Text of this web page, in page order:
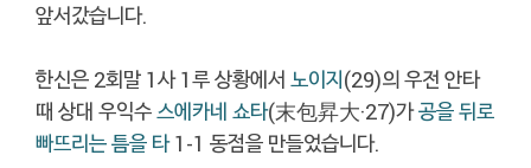
앞서갔습니다.
한신은 2회말 1사 1루 상황에서 노이지(29)의 우전 안타
때 상대 우익수스에카네 쇼타(末包昇大·27)가공을 뒤로
빠뜨리는 틈을 타1-1 동점을 만들었습니다.